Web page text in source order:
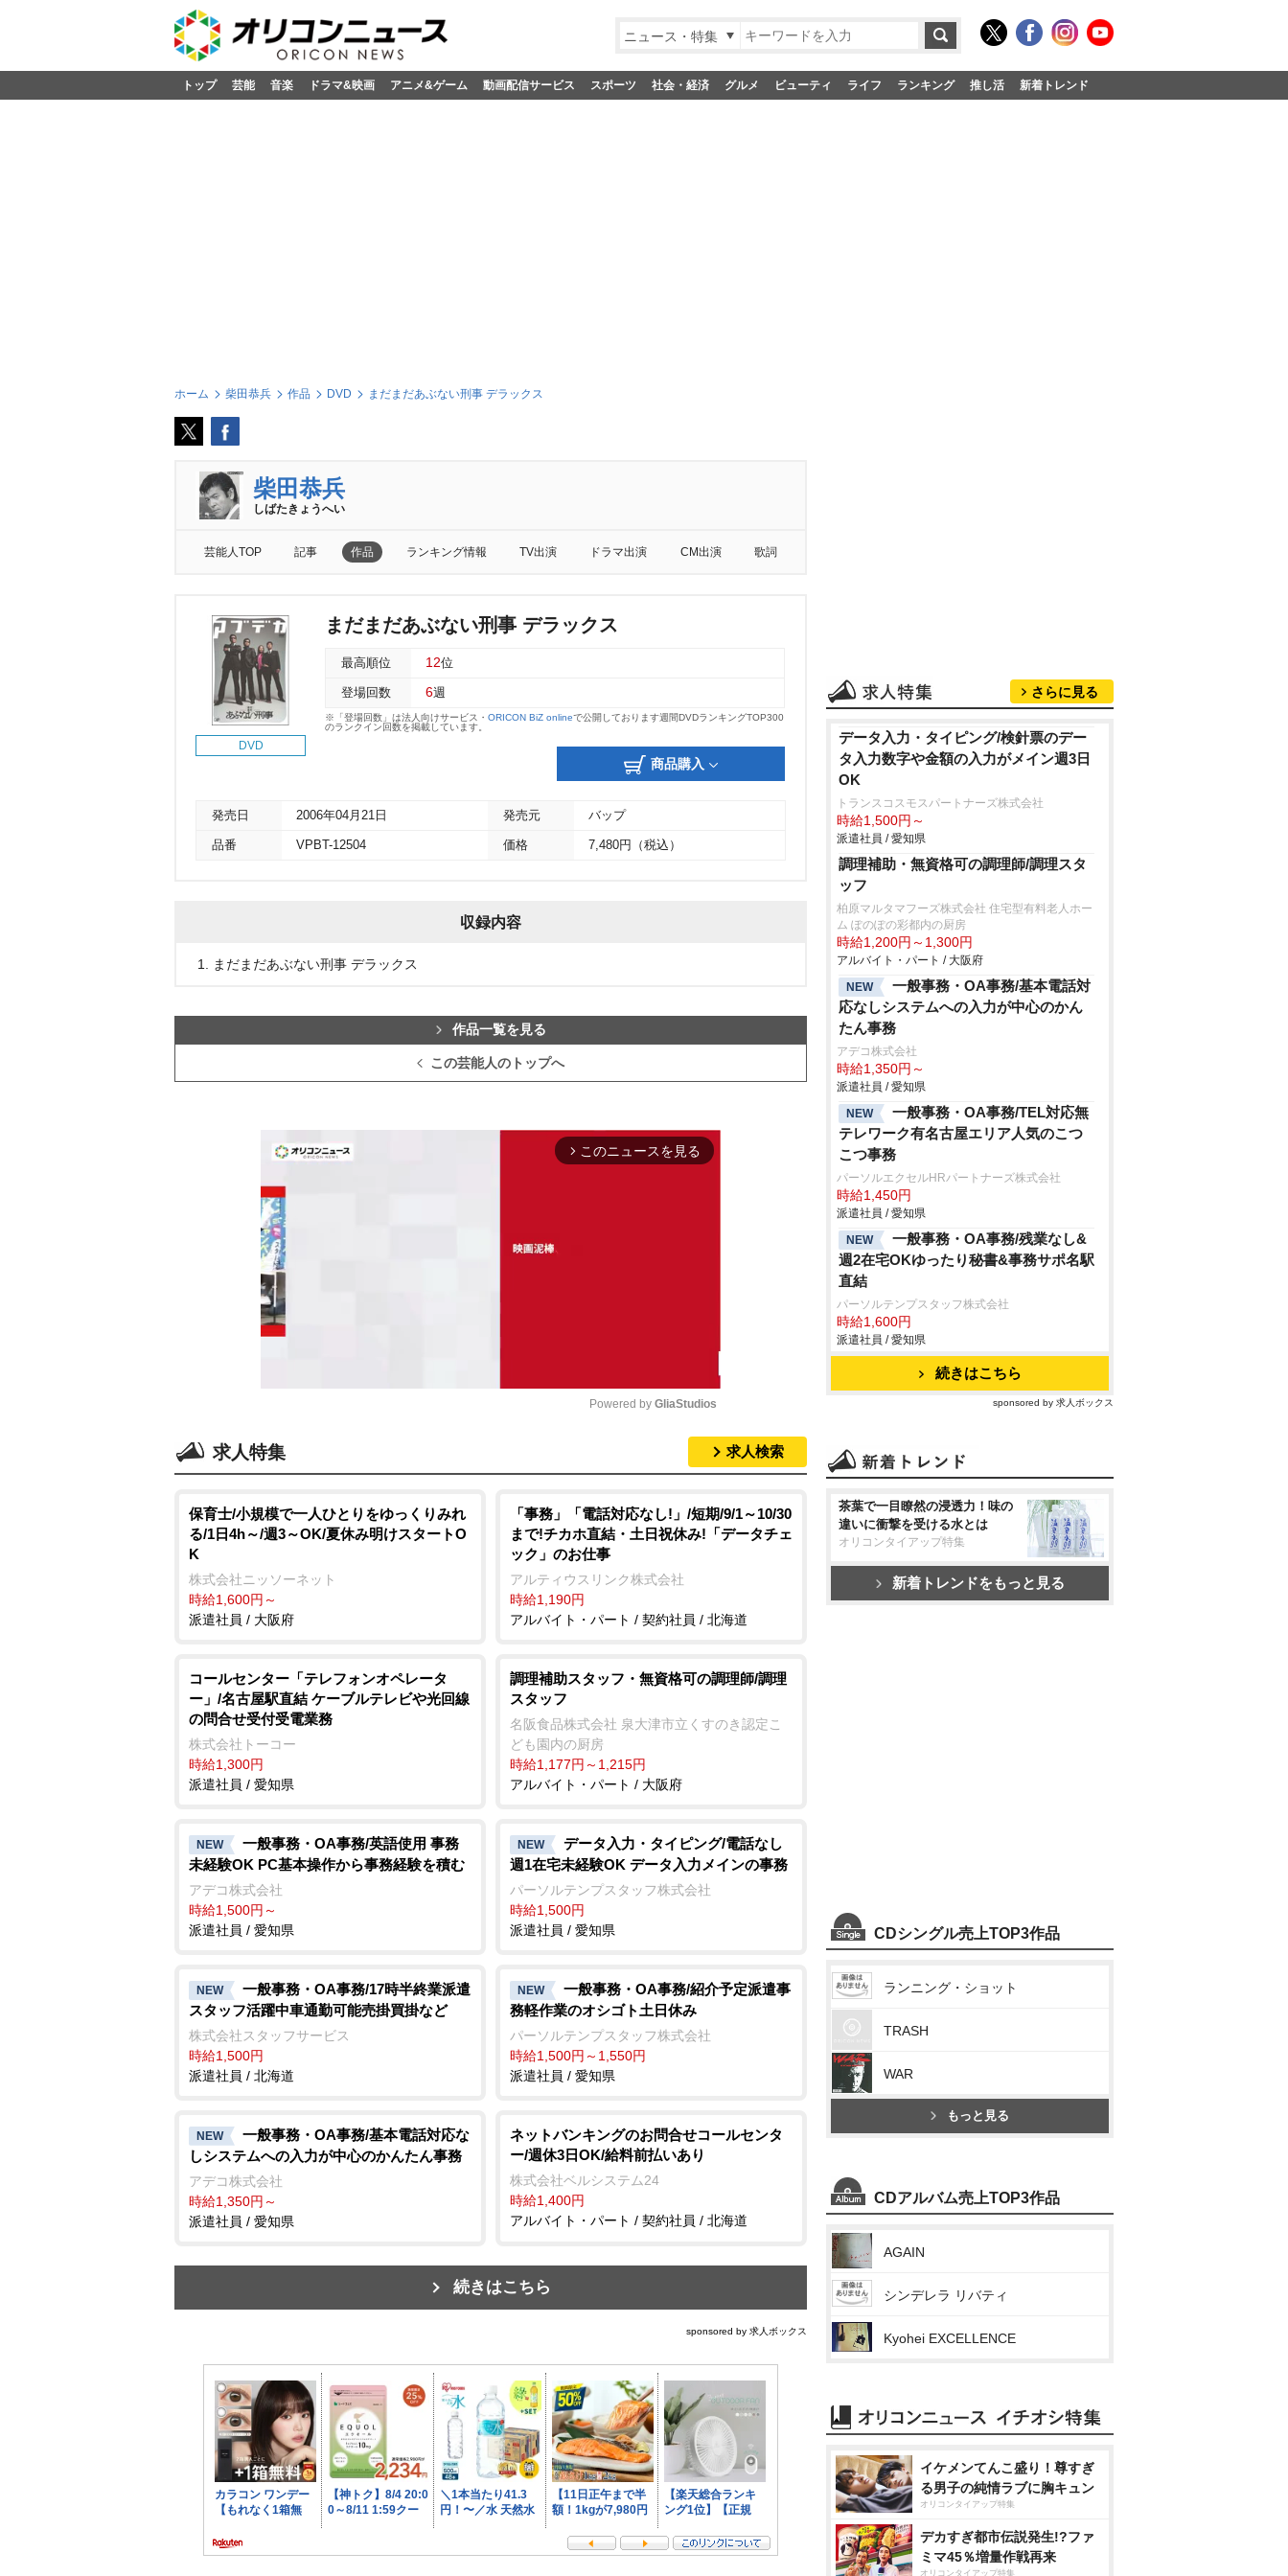
ニュース・特集
トップ 芸能 音楽 ドラマ&映画 アニメ&ゲーム 動画配信サービス スポーツ 社会・経済 グルメ ビューティ ライフ ランキング 推し活 新着トレンド
ホーム 柴田恭兵 作品 DVD まだまだあぶない刑事 デラックス
柴田恭兵
しばたきょうへい
芸能人TOP 記事 作品 ランキング情報 TV出演 ドラマ出演 CM出演 歌詞
DVD
まだまだあぶない刑事 デラックス
最高順位 12位
登場回数 6週
※「登場回数」は法人向けサービス・ ORICON BiZ onlineで公開しております週間DVDランキングTOP300
のランクイン回数を掲載しています。
商品購入
発売日 2006年04月21日 発売元 バップ
品番 VPBT-12504 価格 7,480円（税込）
収録内容
1. まだまだあぶない刑事 デラックス
作品一覧を見る
この芸能人のトップへ
arrow_forward_ios このニュースを見る
t
e
Powered by GliaStudios
求人特集 求人検索
保育士/小規模で一人ひとりをゆっくりみれ
る/1日4h～/週3～OK/夏休み明けスタートO
K
株式会社ニッソーネット
時給1,600円～
派遣社員 / 大阪府
「事務」「電話対応なし!」/短期/9/1～10/30
まで!チカホ直結・土日祝休み!「データチェ
ック」のお仕事
アルティウスリンク株式会社
時給1,190円
アルバイト・パート / 契約社員 / 北海道
コールセンター「テレフォンオペレータ
ー」/名古屋駅直結 ケーブルテレビや光回線
の問合せ受付受電業務
株式会社トーコー
時給1,300円
派遣社員 / 愛知県
調理補助スタッフ・無資格可の調理師/調理
スタッフ
名阪食品株式会社 泉大津市立くすのき認定こ
ども園内の厨房
時給1,177円～1,215円
アルバイト・パート / 大阪府
NEW
一般事務・OA事務/英語使用 事務
未経験OK PC基本操作から事務経験を積む
アデコ株式会社
時給1,500円～
派遣社員 / 愛知県
NEW
データ入力・タイピング/電話なし
週1在宅未経験OK データ入力メインの事務
パーソルテンプスタッフ株式会社
時給1,500円
派遣社員 / 愛知県
NEW
一般事務・OA事務/17時半終業派遣
スタッフ活躍中車通勤可能売掛買掛など
株式会社スタッフサービス
時給1,500円
派遣社員 / 北海道
NEW
一般事務・OA事務/紹介予定派遣事
務軽作業のオシゴト土日休み
パーソルテンプスタッフ株式会社
時給1,500円～1,550円
派遣社員 / 愛知県
NEW
一般事務・OA事務/基本電話対応な
しシステムへの入力が中心のかんたん事務
アデコ株式会社
時給1,350円～
派遣社員 / 愛知県
ネットバンキングのお問合せコールセンタ
ー/週休3日OK/給料前払いあり
株式会社ベルシステム24
時給1,400円
アルバイト・パート / 契約社員 / 北海道
続きはこちら
sponsored by 求人ボックス
さらに見る
データ入力・タイピング/検針票のデー
タ入力数字や金額の入力がメイン週3日
OK
トランスコスモスパートナーズ株式会社
時給1,500円～
派遣社員 / 愛知県
調理補助・無資格可の調理師/調理スタ
ッフ
柏原マルタマフーズ株式会社 住宅型有料老人ホー
ム ぽのぽの彩都内の厨房
時給1,200円～1,300円
アルバイト・パート / 大阪府
NEW
一般事務・OA事務/基本電話対
応なしシステムへの入力が中心のかん
たん事務
アデコ株式会社
時給1,350円～
派遣社員 / 愛知県
NEW
一般事務・OA事務/TEL対応無
テレワーク有名古屋エリア人気のこつ
こつ事務
パーソルエクセルHRパートナーズ株式会社
時給1,450円
派遣社員 / 愛知県
NEW
一般事務・OA事務/残業なし&
週2在宅OKゆったり秘書&事務サポ名駅
直結
パーソルテンプスタッフ株式会社
時給1,600円
派遣社員 / 愛知県
続きはこちら
sponsored by 求人ボックス
茶葉で一目瞭然の浸透力！味の
違いに衝撃を受ける水とは
オリコンタイアップ特集
新着トレンドをもっと見る
CDシングル売上TOP3作品
ランニング・ショット
TRASH
WAR
もっと見る
CDアルバム売上TOP3作品
AGAIN
シンデレラ リバティ
Kyohei EXCELLENCE
イケメンてんこ盛り！尊すぎ
る男子の純情ラブに胸キュン
オリコンタイアップ特集
デカすぎ都市伝説発生!?ファ
ミマ45％増量作戦再来
オリコンタイアップ特集